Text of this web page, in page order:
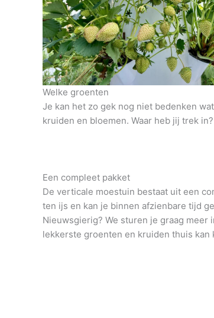
Welke groenten
Je kan het zo gek nog niet bedenken
kruiden en bloemen. Waar heb jij trek in?
Een compleet pakket
De verticale moestuin bestaat uit een
ten ijs en kan je binnen afzienbare tijd
Nieuwsgierig? We sturen je graag
lekkerste groenten en kruiden thuis kan